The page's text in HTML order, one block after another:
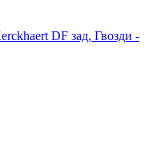
DF зад, Гвозди -